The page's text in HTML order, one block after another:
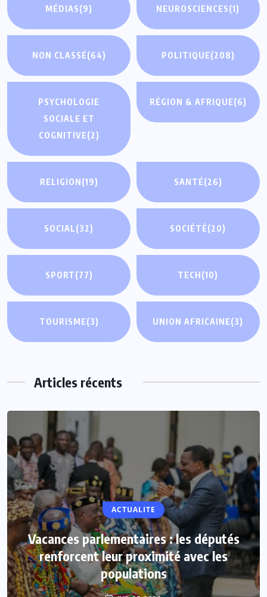
MÉDIAS(9) NEUROSCIENCES(1)
NON CLASSÉ(64) POLITIQUE(208)
PSYCHOLOGIE
SOCIALE ET
COGNITIVE(2)
RÉGION & AFRIQUE(6)
RELIGION(19) SANTÉ(26)
SOCIAL(32) SOCIÉTÉ(20)
SPORT(77) TECH(10)
TOURISME(3) UNION AFRICAINE(3)
Articles récents
ACTUALITE
Vacances parlementaires : les députés
renforcent leur proximité avec les
populations
NON CLASSÉ
Evala 2024 : « THE VOICE DJAMA », une
innovation de la SNB pour le plus grand
plaisir des artistes en herbe